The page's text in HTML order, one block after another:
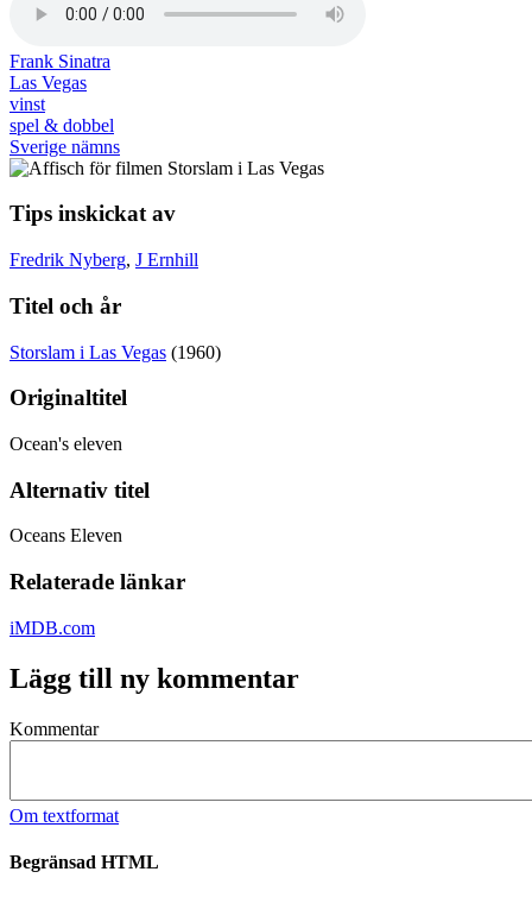
Frank Sinatra
Las Vegas
vinst
spel & dobbel
Sverige nämns
Tips inskickat av
Fredrik Nyberg, J Ernhill
Titel och år
Storslam i Las Vegas (1960)
Originaltitel
Ocean's eleven
Alternativ titel
Oceans Eleven
Relaterade länkar
iMDB.com
Lägg till ny kommentar
Kommentar
Om textformat
Begränsad HTML